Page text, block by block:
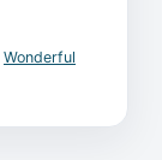
Wonderful